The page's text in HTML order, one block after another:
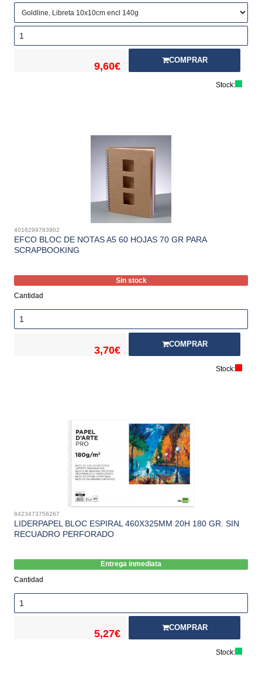
9,60€
COMPRAR
Stock:
4016299783902
EFCO BLOC DE NOTAS A5 60 HOJAS 70 GR PARA
SCRAPBOOKING
Sin stock
Cantidad
3,70€
COMPRAR
Stock:
8423473756267
LIDERPAPEL BLOC ESPIRAL 460X325MM 20H 180 GR. SIN
RECUADRO PERFORADO
Entrega inmediata
Cantidad
5,27€
COMPRAR
Stock: